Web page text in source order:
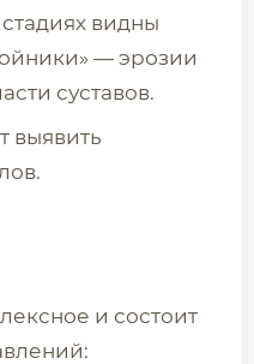
видны
— эрозии
суставов.
выявить
и состоит